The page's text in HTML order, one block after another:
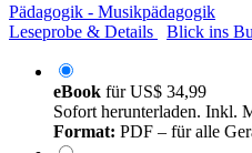
Pädagogik - Musikpädagogik
Leseprobe & Details
Blick ins
eBook fürUS$ 34,99
Sofort herunterladen. Inkl.
Format: PDF – für alle